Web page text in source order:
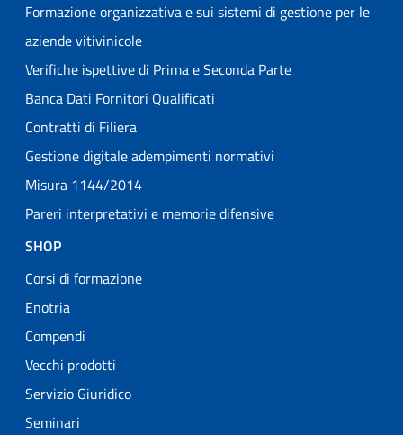
Formazione organizzativa e sui sistemi di gestione per le
aziende vitivinicole
Verifiche ispettive di Prima e Seconda Parte
Banca Dati Fornitori Qualificati
Contratti di Filiera
Gestione digitale adempimenti normativi
Misura 1144/2014
Pareri interpretativi e memorie difensive
SHOP
Corsi di formazione
Enotria
Compendi
Vecchi prodotti
Servizio Giuridico
Seminari